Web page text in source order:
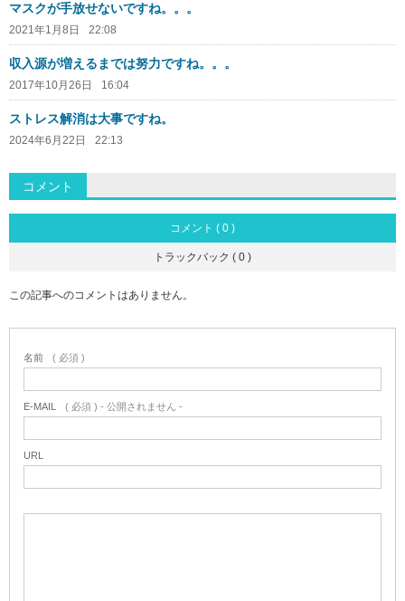
マスクが手放せないですね。。。
2021年1月8日 22:08
収入源が増えるまでは努力ですね。。。
2017年10月26日 16:04
ストレス解消は大事ですね。
2024年6月22日 22:13
コメント
コメント ( 0 )
トラックバック ( 0 )
この記事へのコメントはありません。
名前 ( 必須 )
E-MAIL ( 必須 ) - 公開されません -
URL